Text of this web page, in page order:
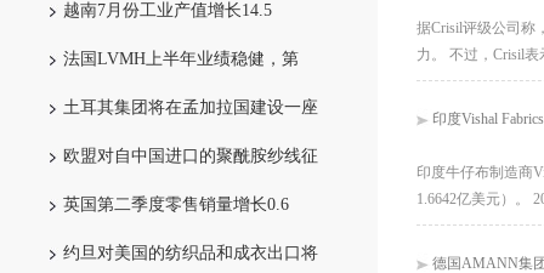
越南7月份工业产值增长14.5
法国LVMH上半年业绩稳健，第
土耳其集团将在孟加拉国建设一座
欧盟对自中国进口的聚酰胺纱线征
英国第二季度零售销量增长0.6
约旦对美国的纺织品和成衣出口将
据Crisil评级公司称
力。 不过，Crisil
印度Vishal
印度牛仔布制造商
1.6642亿美元）。
德国AMANN集